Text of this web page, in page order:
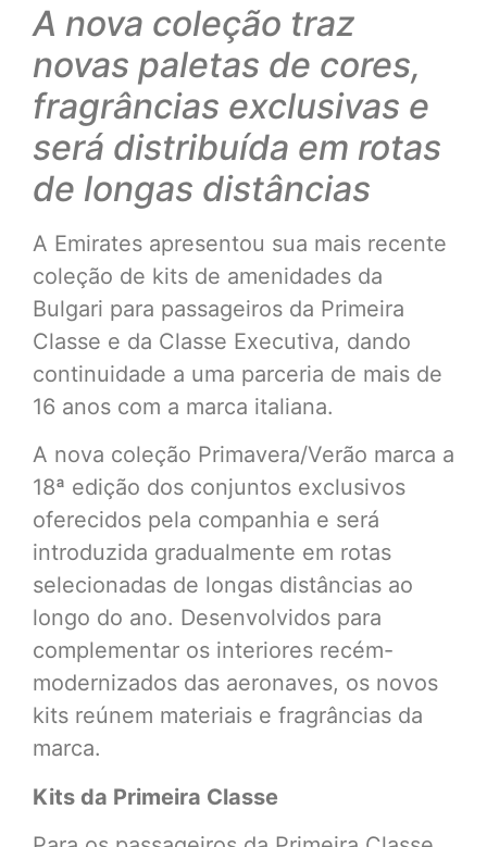
A nova coleção traz
novas paletas de cores,
fragrâncias exclusivas e
será distribuída em rotas
de longas distâncias
A Emirates apresentou sua mais recente
coleção de kits de amenidades da
Bulgari para passageiros da Primeira
Classe e da Classe Executiva, dando
continuidade a uma parceria de mais de
16 anos com a marca italiana.
A nova coleção Primavera/Verão marca a
18ª edição dos conjuntos exclusivos
oferecidos pela companhia e será
introduzida gradualmente em rotas
selecionadas de longas distâncias ao
longo do ano. Desenvolvidos para
complementar os interiores recém-
modernizados das aeronaves, os novos
kits reúnem materiais e fragrâncias da
marca.
Kits da Primeira Classe